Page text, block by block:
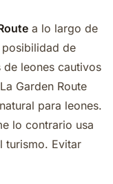
a lo largo de
de
leones cautivos
Garden Route
para leones.
lo contrario usa
turismo. Evitar